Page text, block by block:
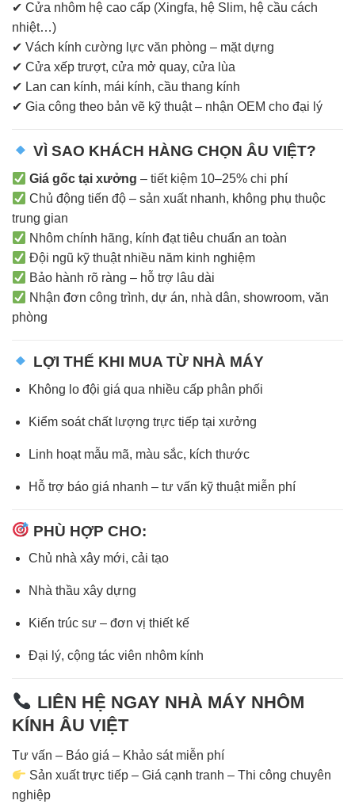
✔ Cửa nhôm hệ cao cấp (Xingfa, hệ Slim, hệ cầu cách
nhiệt…)
✔ Vách kính cường lực văn phòng – mặt dựng
✔ Cửa xếp trượt, cửa mở quay, cửa lùa
✔ Lan can kính, mái kính, cầu thang kính
✔ Gia công theo bản vẽ kỹ thuật – nhận OEM cho đại lý
VÌ SAO KHÁCH HÀNG CHỌN ÂU VIỆT?
Giá gốc tại xưởng – tiết kiệm 10–25% chi phí
Chủ động tiến độ – sản xuất nhanh, không phụ thuộc
trung gian
Nhôm chính hãng, kính đạt tiêu chuẩn an toàn
Đội ngũ kỹ thuật nhiều năm kinh nghiệm
Bảo hành rõ ràng – hỗ trợ lâu dài
Nhận đơn công trình, dự án, nhà dân, showroom, văn
phòng
LỢI THẾ KHI MUA TỪ NHÀ MÁY
Không lo đội giá qua nhiều cấp phân phối
Kiểm soát chất lượng trực tiếp tại xưởng
Linh hoạt mẫu mã, màu sắc, kích thước
Hỗ trợ báo giá nhanh – tư vấn kỹ thuật miễn phí
PHÙ HỢP CHO:
Chủ nhà xây mới, cải tạo
Nhà thầu xây dựng
Kiến trúc sư – đơn vị thiết kế
Đại lý, cộng tác viên nhôm kính
LIÊN HỆ NGAY NHÀ MÁY NHÔM
KÍNH ÂU VIỆT
Tư vấn – Báo giá – Khảo sát miễn phí
Sản xuất trực tiếp – Giá cạnh tranh – Thi công chuyên
nghiệp